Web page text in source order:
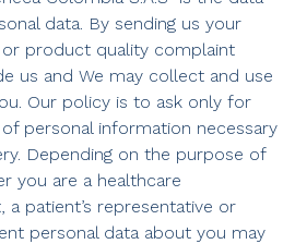
data. By sending us your
or product quality complaint
us and We may collect and use
Our policy is to ask only for
personal information necessary
Depending on the purpose of
you are a healthcare
a patient’s representative or
personal data about you may